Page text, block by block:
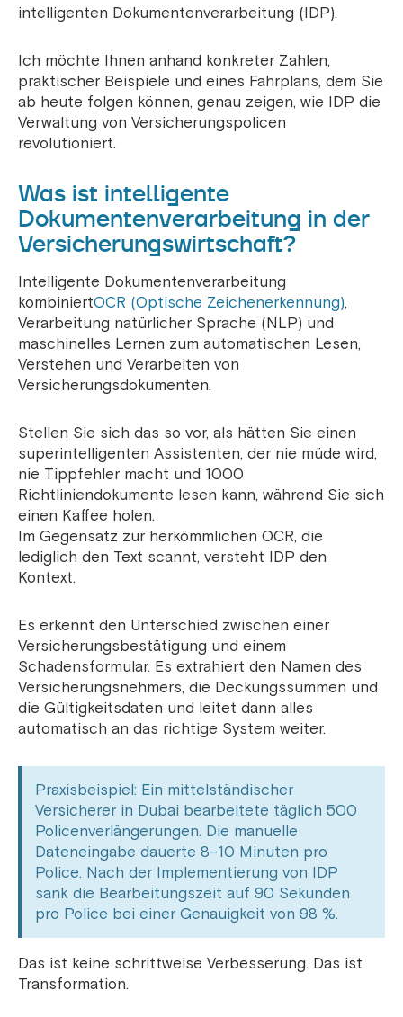
intelligenten Dokumentenverarbeitung (IDP).
Ich möchte Ihnen anhand konkreter Zahlen,
praktischer Beispiele und eines Fahrplans, dem Sie
ab heute folgen können, genau zeigen, wie IDP die
Verwaltung von Versicherungspolicen
revolutioniert.
Was ist intelligente
Dokumentenverarbeitung in der
Versicherungswirtschaft?
Intelligente Dokumentenverarbeitung
kombiniertOCR (Optische Zeichenerkennung),
Verarbeitung natürlicher Sprache (NLP) und
maschinelles Lernen zum automatischen Lesen,
Verstehen und Verarbeiten von
Versicherungsdokumenten.
Stellen Sie sich das so vor, als hätten Sie einen
superintelligenten Assistenten, der nie müde wird,
nie Tippfehler macht und 1000
Richtliniendokumente lesen kann, während Sie sich
einen Kaffee holen.
Im Gegensatz zur herkömmlichen OCR, die
lediglich den Text scannt, versteht IDP den
Kontext.
Es erkennt den Unterschied zwischen einer
Versicherungsbestätigung und einem
Schadensformular. Es extrahiert den Namen des
Versicherungsnehmers, die Deckungssummen und
die Gültigkeitsdaten und leitet dann alles
automatisch an das richtige System weiter.
Praxisbeispiel: Ein mittelständischer
Versicherer in Dubai bearbeitete täglich 500
Policenverlängerungen. Die manuelle
Dateneingabe dauerte 8–10 Minuten pro
Police. Nach der Implementierung von IDP
sank die Bearbeitungszeit auf 90 Sekunden
pro Police bei einer Genauigkeit von 98 %.
Das ist keine schrittweise Verbesserung. Das ist
Transformation.